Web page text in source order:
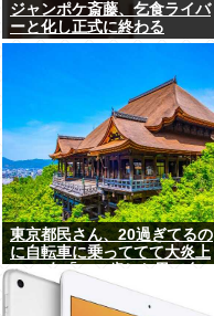
ジャンポケ斎藤、乞食ライバ
ーと化し正式に終わる
東京都民さん、20過ぎてるの
に自転車に乗っててて大炎上
www女「いい歳した男で自
転車に乗るのは知的障がい者
だけだよ？